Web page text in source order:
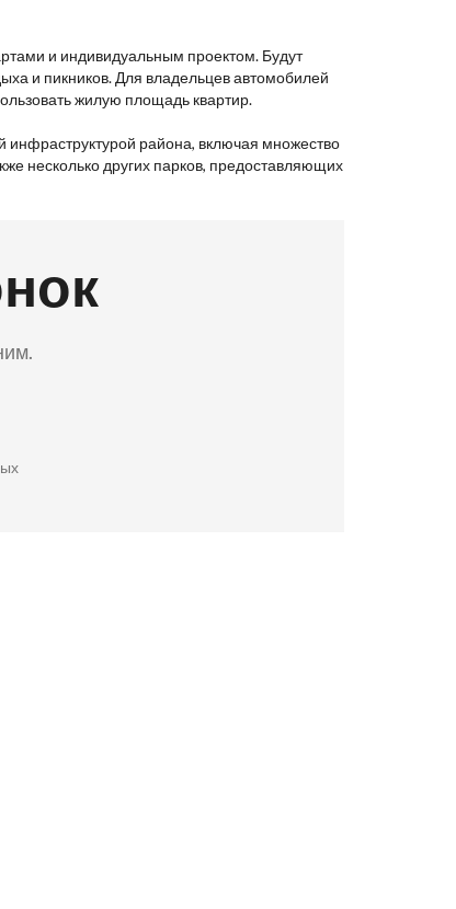
и индивидуальным проектом. Будут
и пикников. Для владельцев автомобилей
жилую площадь квартир.
инфраструктурой района, включая множество
несколько других парков, предоставляющих